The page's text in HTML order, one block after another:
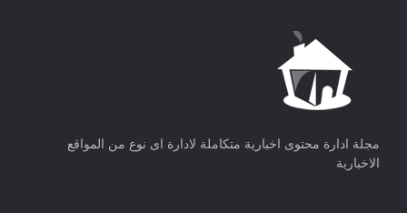
مجلة ادارة محتوى اخبارية متكاملة لادارة اى نوع من المواقع
الاخبارية